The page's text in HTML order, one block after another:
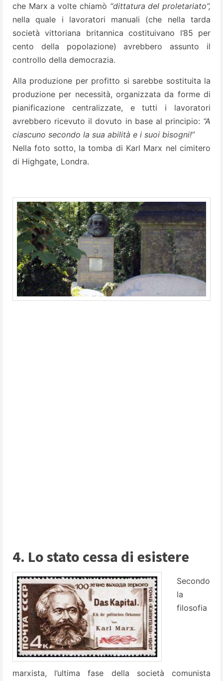
che Marx a volte chiamò “dittatura del proletariato”,
nella quale i lavoratori manuali (che nella tarda
società vittoriana britannica costituivano l’85 per
cento della popolazione) avrebbero assunto il
controllo della democrazia.
Alla produzione per profitto si sarebbe sostituita la
produzione per necessità, organizzata da forme di
pianificazione centralizzate, e tutti i lavoratori
avrebbero ricevuto il dovuto in base al principio: “A
ciascuno secondo la sua abilità e i suoi bisogni!”
Nella foto sotto, la tomba di Karl Marx nel cimitero
di Highgate, Londra.
4. Lo stato cessa di esistere
Secondo
la
filosofia
marxista, l’ultima fase della società comunista